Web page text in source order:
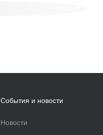
События и новости
Новости